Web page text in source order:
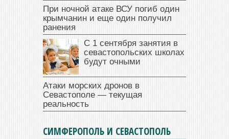
При ночной атаке ВСУ погиб один
крымчанин и еще один получил
ранения
С 1 сентября занятия в
севастопольских школах
будут очными
Атаки морских дронов в
Севастополе — текущая
реальность
СИМФЕРОПОЛЬ И СЕВАСТОПОЛЬ